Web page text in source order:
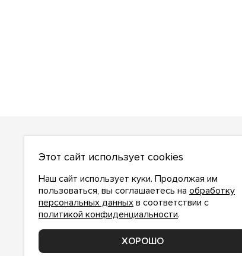
О НАС
О компании
Как сделать заказ
Условия работы
Доставка и оплата
Возврат
Этот сайт использует cookies
Наш сайт использует куки. Продолжая им
пользоваться, вы соглашаетесь на обработку
персональных данных в соответствии с
политикой конфиденциальности.
ХОРОШО